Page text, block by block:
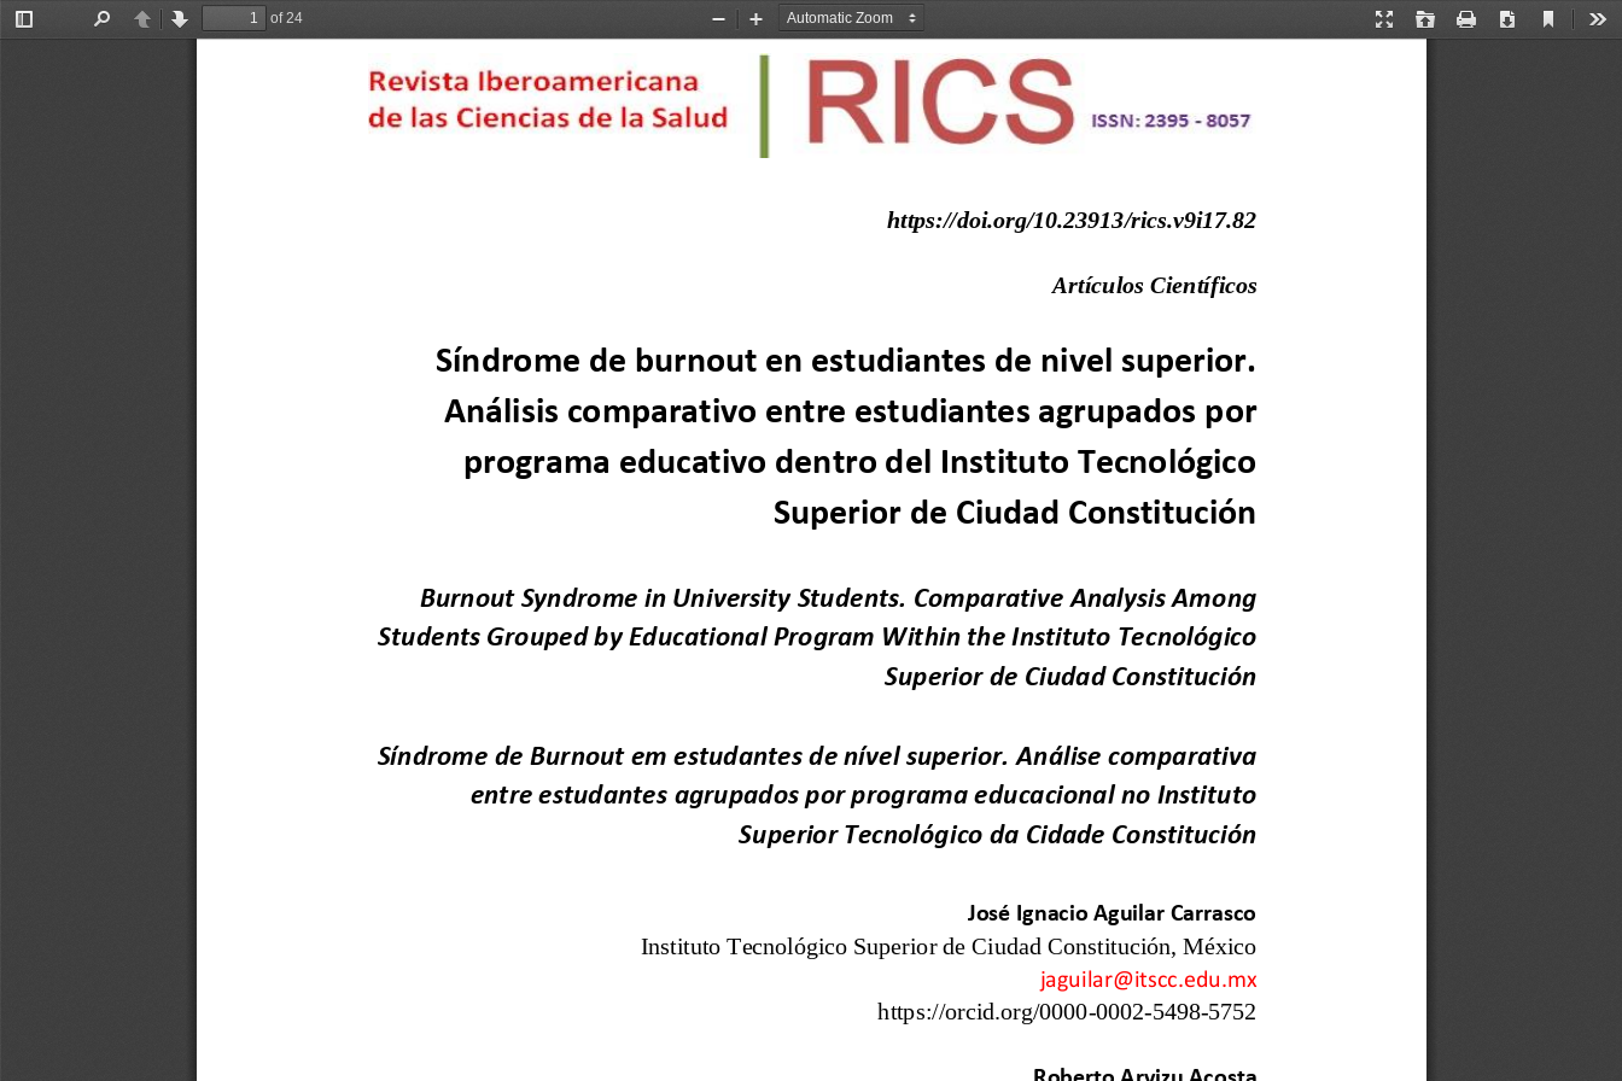
Toggle
PreviousNext
of 24
Presentation
Open Print Download
Current
Zoom
Zoom
In
https://doi.org/10.23913/rics.v9i17.82
Artículos Científicos
Síndrome de burnout en estudiantes de nivel superior.
Análisis comparativo entre estudiantes agrupados por
programa educativo dentro del Instituto Tecnológico
Superior de Ciudad Constitución
Burnout Syndrome in University Students. Comparative Analysis Among
Students Grouped by Educational Program Within the Instituto Tecnológico
Superior de Ciudad Constitución
Síndrome de Burnout em estudantes de nível superior. Análise comparativa
entre estudantes agrupados por programa educacional no Instituto
Superior Tecnológico da Cidade Constitución
José Ignacio Aguilar Carrasco
Instituto Tecnológico Superior de Ciudad Constitución, México
jaguilar@itscc.edu.mx
https://orcid.org/0000-0002-5498-5752